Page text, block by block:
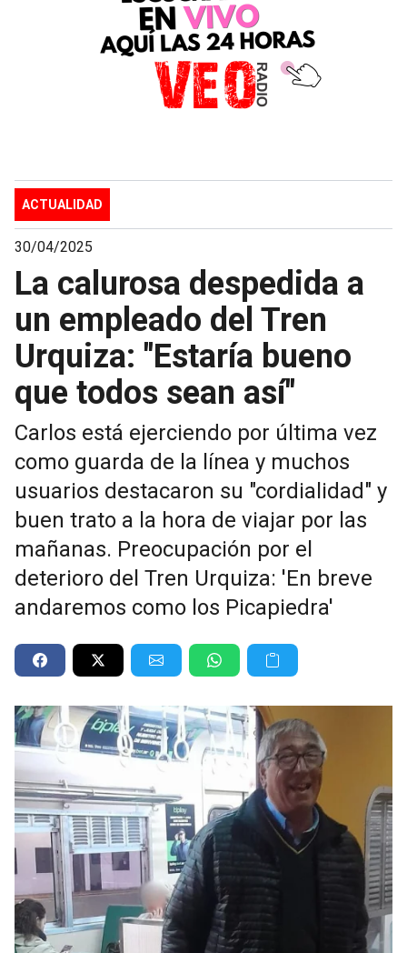
ACTUALIDAD
30/04/2025
La calurosa despedida a
un empleado del Tren
Urquiza: "Estaría bueno
que todos sean así"
Carlos está ejerciendo por última vez
como guarda de la línea y muchos
usuarios destacaron su "cordialidad" y
buen trato a la hora de viajar por las
mañanas. Preocupación por el
deterioro del Tren Urquiza: 'En breve
andaremos como los Picapiedra'